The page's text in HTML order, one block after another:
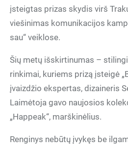
įsteigtas prizas skydis virš
viešinimas komunikacijos
sau“ veiklose.
Šių metų išskirtinumas –
rinkimai, kuriems prizą įsteigė
įvaizdžio ekspertas, dizaineris
Laimėtoja gavo naujosios
„Happeak“, marškinėlius.
Renginys nebūtų įvykęs be